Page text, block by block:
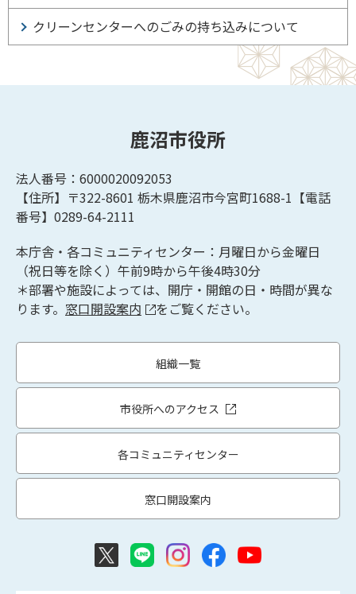
クリーンセンターへのごみの持ち込みについて
鹿沼市役所
法人番号：6000020092053
【住所】〒322-8601 栃木県鹿沼市今宮町1688-1【電話
番号】0289-64-2111
本庁舎・各コミュニティセンター：月曜日から金曜日
（祝日等を除く）午前9時から午後4時30分
＊部署や施設によっては、開庁・開館の日・時間が異な
ります。 窓口開設案内 をご覧ください。
組織一覧
市役所へのアクセス
各コミュニティセンター
窓口開設案内